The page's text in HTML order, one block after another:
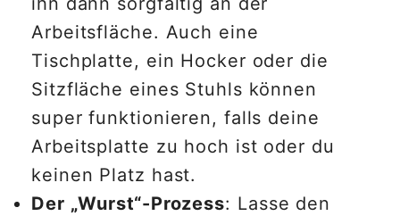
Arbeitsfläche. Auch eine
Tischplatte, ein Hocker oder die
Sitzfläche eines Stuhls können
super funktionieren, falls deine
Arbeitsplatte zu hoch ist oder du
keinen Platz hast.
Der „Wurst“-Prozess: Lasse den